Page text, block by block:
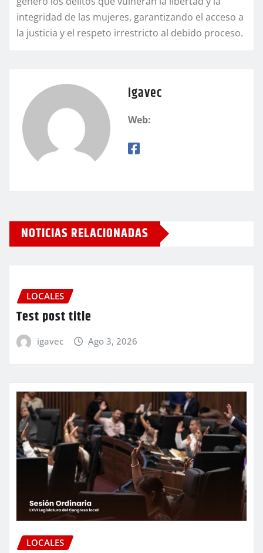
integridad de las mujeres, garantizando el acceso a
la justicia y el respeto irrestricto al debido proceso.
igavec
Web:
NOTICIAS RELACIONADAS
LOCALES
Test post title
igavec Ago 3, 2026
LOCALES